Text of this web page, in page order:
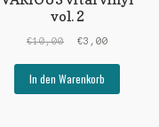
vol. 2
€10,00
Ursprünglicher
war:
€3,00Aktueller
€3,00.
In den Warenkorb